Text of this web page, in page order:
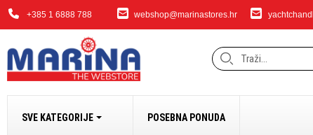
+385 1 6888 788 webshop@marinastores.hr
SVE KATEGORIJE POSEBNA PONUDA